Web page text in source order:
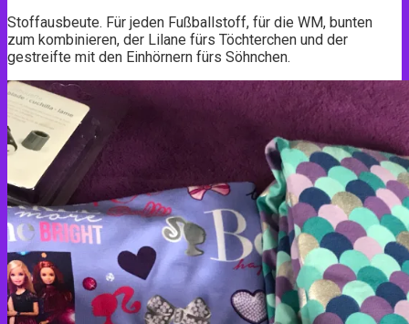
Stoffausbeute. Für jeden Fußballstoff, für die WM, bunten
zum kombinieren, der Lilane fürs Töchterchen und der
gestreifte mit den Einhörnern fürs Söhnchen.